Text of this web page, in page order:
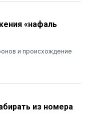
«нафаль
и происхождение
из номера